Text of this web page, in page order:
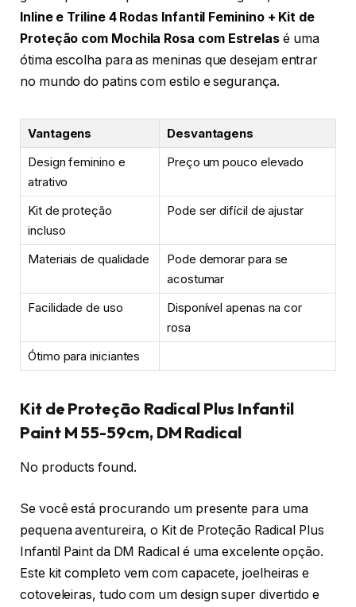
Inline e Triline 4 Rodas Infantil Feminino + Kit de
Proteção com Mochila Rosa com Estrelasé uma
ótima escolha para as meninas que desejam entrar
no mundo do patins com estilo e segurança.
Vantagens
Desvantagens
Design feminino e
atrativo
Preço um pouco elevado
Kit de proteção
incluso
Pode ser difícil de ajustar
Materiais de qualidade
Pode demorar para se
acostumar
Facilidade de uso
Disponível apenas na cor
rosa
Ótimo para iniciantes
Kit de Proteção Radical Plus Infantil
Paint M 55-59cm, DM Radical
No products found.
Se você está procurando um presente para uma
pequena aventureira, o Kit de Proteção Radical Plus
Infantil Paint da DM Radical é uma excelente opção.
Este kit completo vem com capacete, joelheiras e
cotoveleiras, tudo com um design super divertido e